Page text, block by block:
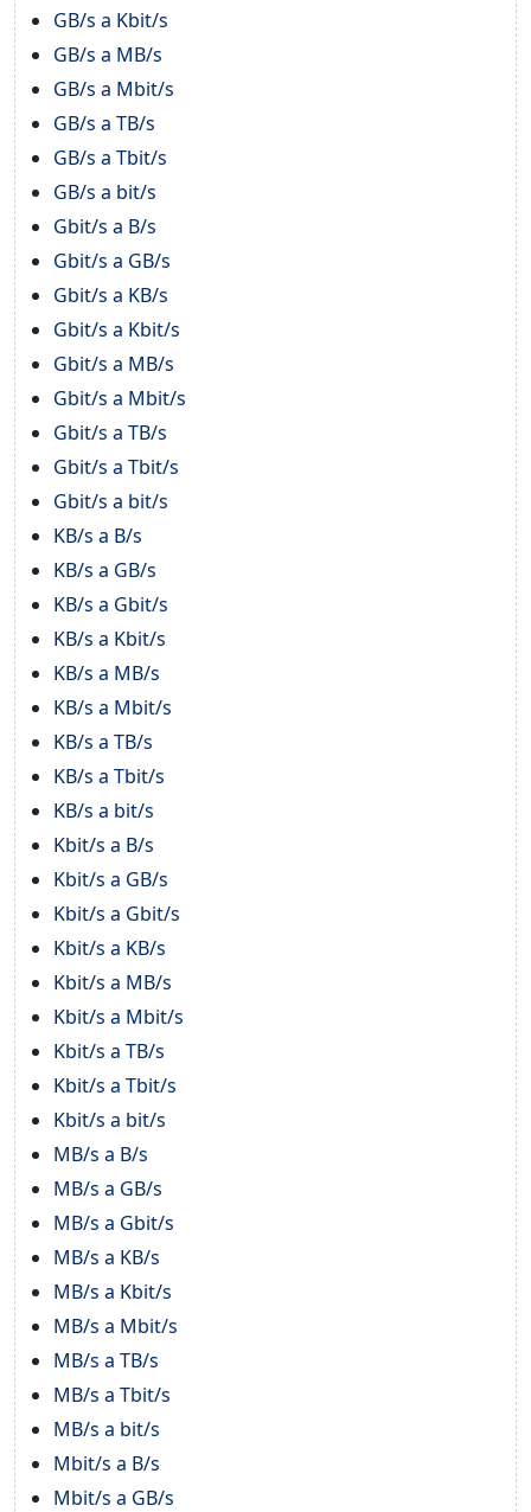
GB/s a Kbit/s
GB/s a MB/s
GB/s a Mbit/s
GB/s a TB/s
GB/s a Tbit/s
GB/s a bit/s
Gbit/s a B/s
Gbit/s a GB/s
Gbit/s a KB/s
Gbit/s a Kbit/s
Gbit/s a MB/s
Gbit/s a Mbit/s
Gbit/s a TB/s
Gbit/s a Tbit/s
Gbit/s a bit/s
KB/s a B/s
KB/s a GB/s
KB/s a Gbit/s
KB/s a Kbit/s
KB/s a MB/s
KB/s a Mbit/s
KB/s a TB/s
KB/s a Tbit/s
KB/s a bit/s
Kbit/s a B/s
Kbit/s a GB/s
Kbit/s a Gbit/s
Kbit/s a KB/s
Kbit/s a MB/s
Kbit/s a Mbit/s
Kbit/s a TB/s
Kbit/s a Tbit/s
Kbit/s a bit/s
MB/s a B/s
MB/s a GB/s
MB/s a Gbit/s
MB/s a KB/s
MB/s a Kbit/s
MB/s a Mbit/s
MB/s a TB/s
MB/s a Tbit/s
MB/s a bit/s
Mbit/s a B/s
Mbit/s a GB/s